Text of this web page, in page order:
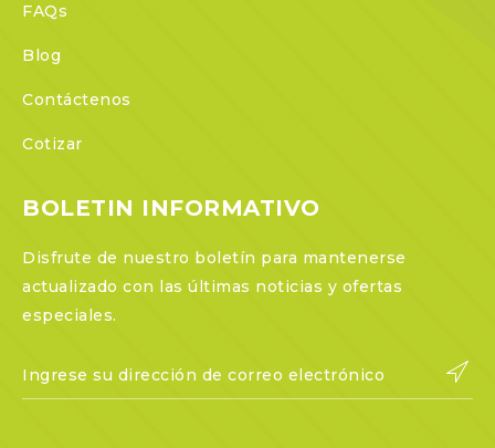
FAQs
Blog
Contáctenos
Cotizar
BOLETIN INFORMATIVO
Disfrute de nuestro boletín para mantenerse
actualizado con las últimas noticias y ofertas
especiales.